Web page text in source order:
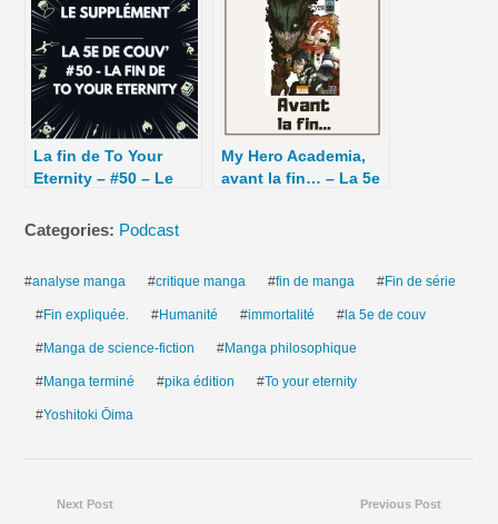
La fin de To Your
Eternity – #50 – Le
de Couv’
My Hero Academia,
avant la fin… – La 5e
Categories: Podcast
#analyse manga #critique manga #fin de manga #Fin de série
#Fin expliquée. #Humanité #immortalité # la 5e de couv
#Manga de science-fiction #Manga philosophique
#Manga terminé #pika édition #To your eternity
#Yoshitoki Ōima
Previous Post
Next Post